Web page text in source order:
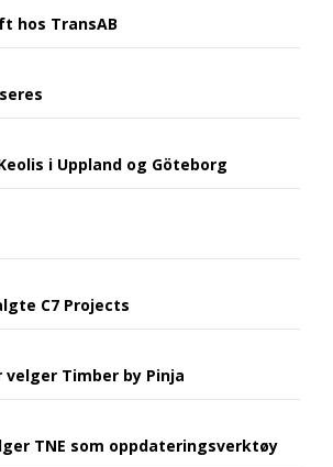
hos TransAB
i Uppland og Göteborg
C7 Projects
velger Timber by Pinja
TNE som oppdateringsverktøy